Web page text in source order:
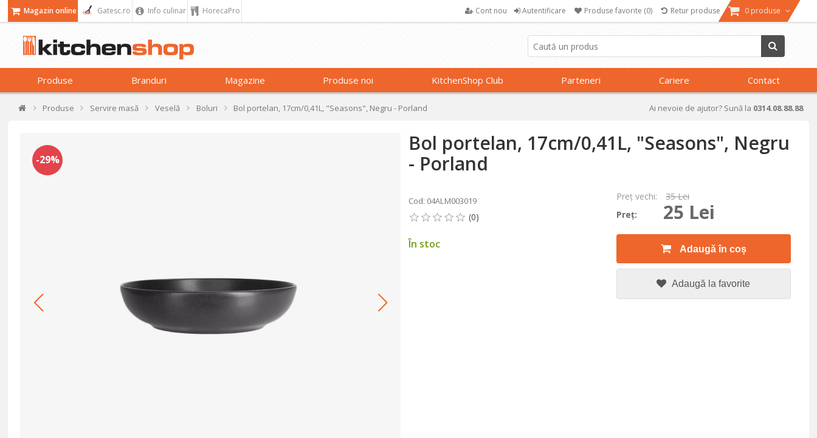
Magazin online Gatesc.ro Info culinar HorecaPro Cont nou Autentificare Produse favorite (0) Retur produse 0 produse
Produse Branduri Magazine Produse noi KitchenShop Club Parteneri Cariere Contact
Produse Servire masă Veselă Boluri Bol portelan, 17cm/0,41L, "Seasons", Negru - Porland Ai nevoie de ajutor? Sună la 0314.08.88.88
-29%
Bol portelan, 17cm/0,41L, "Seasons", Negru
- Porland
Cod: 04ALM003019
În stoc
Preţ vechi:
35 Lei
Preţ:
25 Lei
Adaugă în coș
Adaugă la favorite